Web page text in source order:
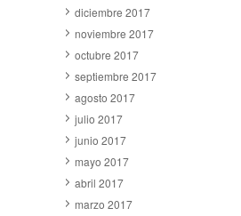
diciembre 2017
noviembre 2017
octubre 2017
septiembre 2017
agosto 2017
julio 2017
junio 2017
mayo 2017
abril 2017
marzo 2017